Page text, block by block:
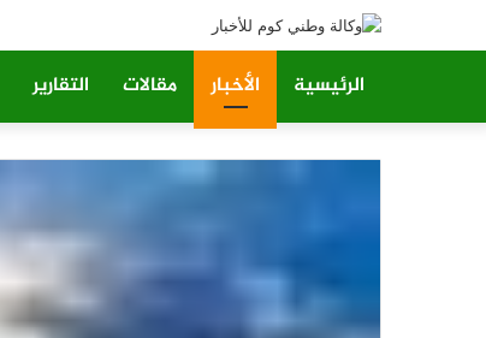
الرئيسية الأخبار مقالات التقارير